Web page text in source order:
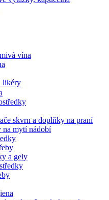
vína
likéry
skvrn a doplňky na praní
na mytí nádobí
a gely